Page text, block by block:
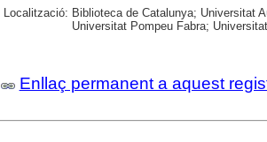
Localització: Biblioteca de Catalunya; Universitat
Universitat Pompeu Fabra;
Enllaç permanent a aquest